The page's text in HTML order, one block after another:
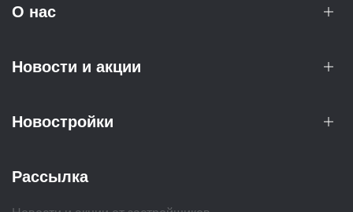
О нас
Новости и акции
Новостройки
Рассылка